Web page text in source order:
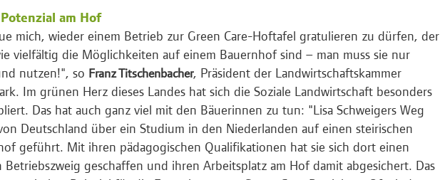
am Hof
mich, wieder einem Betrieb zur Green Care-Hoftafel gratulieren zu dürfen, der
vielfältig die Möglichkeiten auf einem Bauernhof sind – man muss sie nur
nutzen!", so Franz Titschenbacher, Präsident der Landwirtschaftskammer
Im grünen Herz dieses Landes hat sich die Soziale Landwirtschaft besonders
Das hat auch ganz viel mit den Bäuerinnen zu tun: "Lisa Schweigers Weg
Deutschland über ein Studium in den Niederlanden auf einen steirischen
geführt. Mit ihren pädagogischen Qualifikationen hat sie sich dort einen
Betriebszweig geschaffen und ihren Arbeitsplatz am Hof damit abgesichert. Das